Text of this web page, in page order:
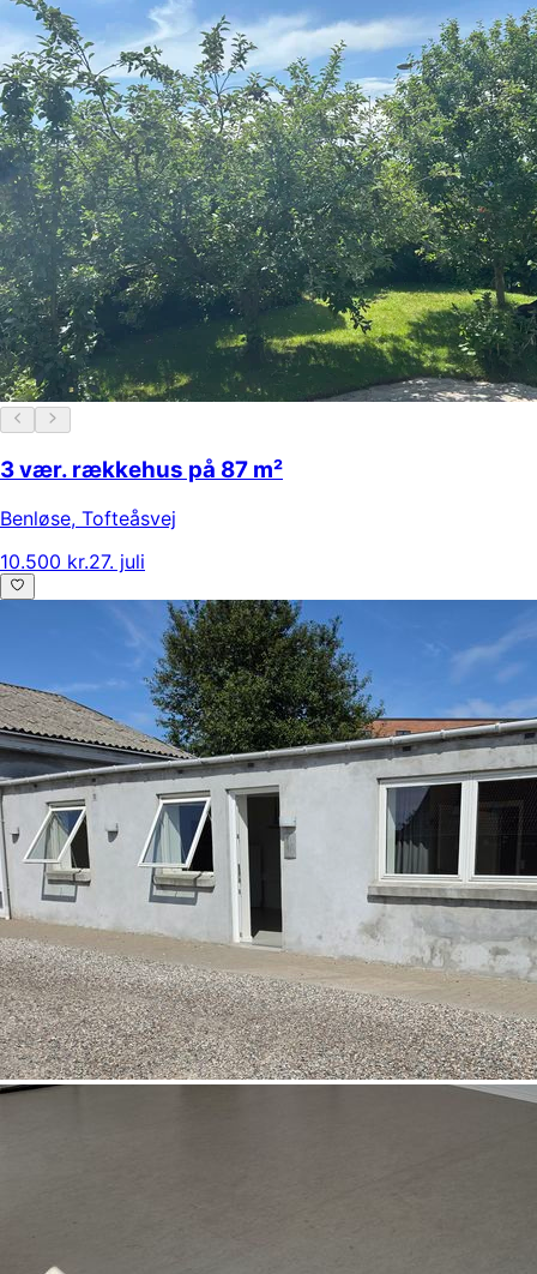
3 vær. rækkehus på 87 m²
Benløse, Tofteåsvej
10.500 kr.27. juli